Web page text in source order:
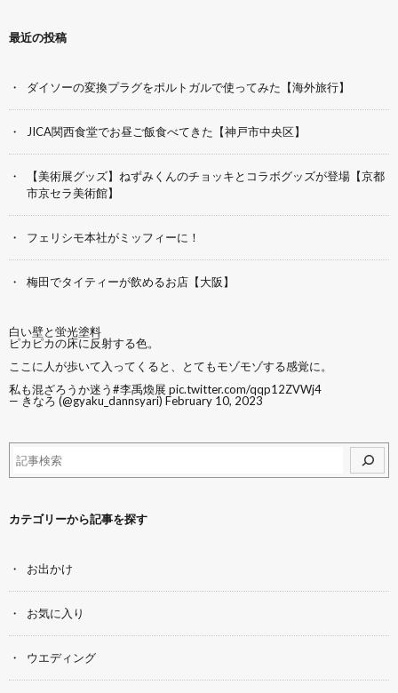
最近の投稿
ダイソーの変換プラグをポルトガルで使ってみた【海外旅行】
JICA関西食堂でお昼ご飯食べてきた【神戸市中央区】
【美術展グッズ】ねずみくんのチョッキとコラボグッズが登場【京都
市京セラ美術館】
フェリシモ本社がミッフィーに！
梅田でタイティーが飲めるお店【大阪】
白い壁と蛍光塗料
ピカピカの床に反射する色。
ここに人が歩いて入ってくると、とてもモゾモゾする感覚に。
私も混ざろうか迷う#李禹煥展 pic.twitter.com/qqp12ZVWj4
— きなろ (@gyaku_dannsyari) February 10, 2023
カテゴリーから記事を探す
お出かけ
お気に入り
ウエディング